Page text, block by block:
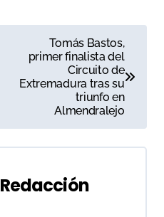
Tomás Bastos,
primer finalista del
Circuito de
Extremadura tras su
triunfo en
Almendralejo
Redacción